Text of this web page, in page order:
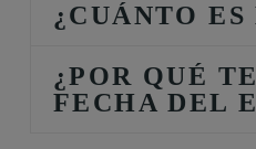
¿CUÁNTO
¿POR QUÉ
FECHA DEL